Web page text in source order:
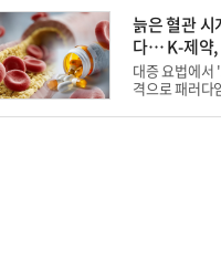
늙은 혈관 시
다… K-제약,
신약 패권 정
대증 요법에서
격으로 패러